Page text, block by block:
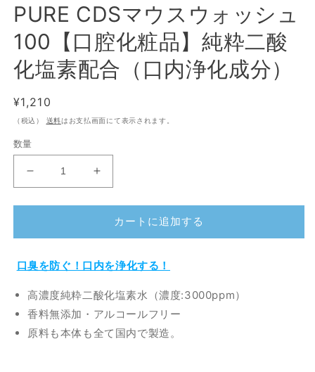
PURE CDSマウスウォッシュ
100【口腔化粧品】純粋二酸
化塩素配合（口内浄化成分）
通
常
格
¥1,210
（税込） 送料はお支払画面にて表示されます。
数量
PURE
CDS
マ
ス
ウ
ォ
ッ
シ
ュ
100【口
PURE
CDS
マ
ス
ウ
ォ
ッ
シ
ュ
100【口
カートに追加する
口臭を防ぐ！口内を浄化する！
高濃度純粋二酸化塩素水（濃度:3000ppm）
香料無添加・アルコールフリー
原料も本体も全て国内で製造。